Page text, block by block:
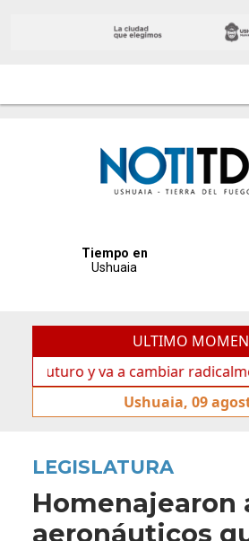
ULTIMO
y va a cambiar radicalmente la
Ushuaia, 09
LEGISLATURA
Homenajearon
aeronáuticos